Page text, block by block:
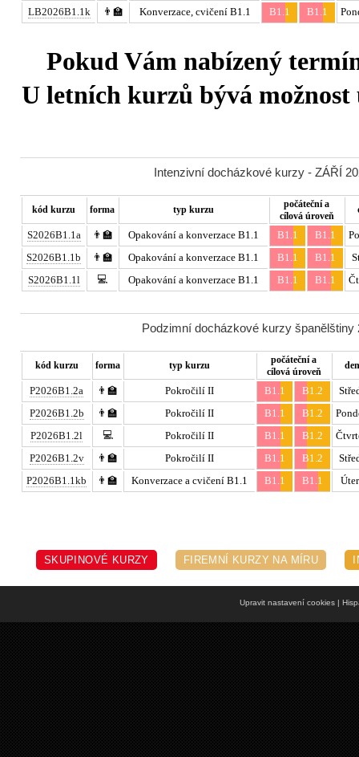
LB2026B1.1k 👨‍🏫 Konverzace, cvičení B1.1 B1.1 B1.1
Pokud Vám nabízený
U letních kurzů bývá
Intenzivní docházkové kurzy - ZÁŘÍ
kód kurzu forma typ kurzu
počáteční a
cílová úroveň
S2026B1.1a 👨‍🏫 Opakování a konverzace B1.1 B1.1 B1.1
S2026B1.1b
👨‍🏫 Opakování a konverzace B1.1 B1.1 B1.1
S2026B1.1l
💻 Opakování a konverzace B1.1 B1.1 B1.1
Podzimní docházkové kurzy
kód kurzu forma typ kurzu
počáteční a
cílová úroveň
den
P2026B1.2a 👨‍🏫 Pokročilí II B1.1 B1.2
P2026B1.2b
👨‍🏫 Pokročilí II B1.1 B1.2
P2026B1.2l
💻 Pokročilí II B1.1 B1.2
P2026B1.2v
👨‍🏫 Pokročilí II B1.1 B1.2
P2026B1.1kb
👨‍🏫 Konverzace a cvičení B1.1 B1.1 B1.1
SKUPINOVÉ KURZY FIREMNÍ KURZY NA MÍRU
Upravit nastavení cookies|